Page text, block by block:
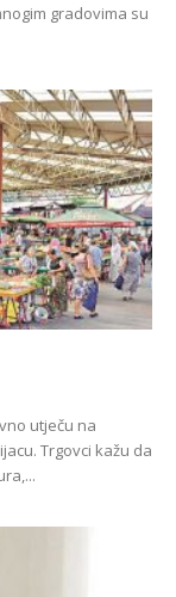
gradovima su
utječu na
Trgovci kažu da